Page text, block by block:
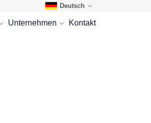
Deutsch
Unternehmen Kontakt